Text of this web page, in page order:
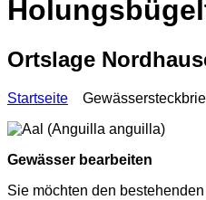
Ortslage
Startseite
Gewässer bearbeiten
Sie möchten den